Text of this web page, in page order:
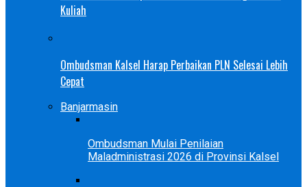
Kuliah
Ombudsman Kalsel Harap Perbaikan PLN Selesai Lebih
Cepat
Banjarmasin
Ombudsman Mulai Penilaian
Maladministrasi 2026 di Provinsi Kalsel